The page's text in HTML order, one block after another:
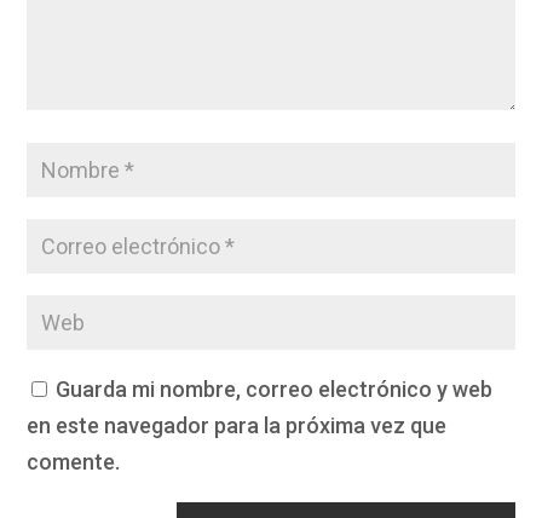
Guarda mi nombre, correo electrónico y web
en este navegador para la próxima vez que
comente.